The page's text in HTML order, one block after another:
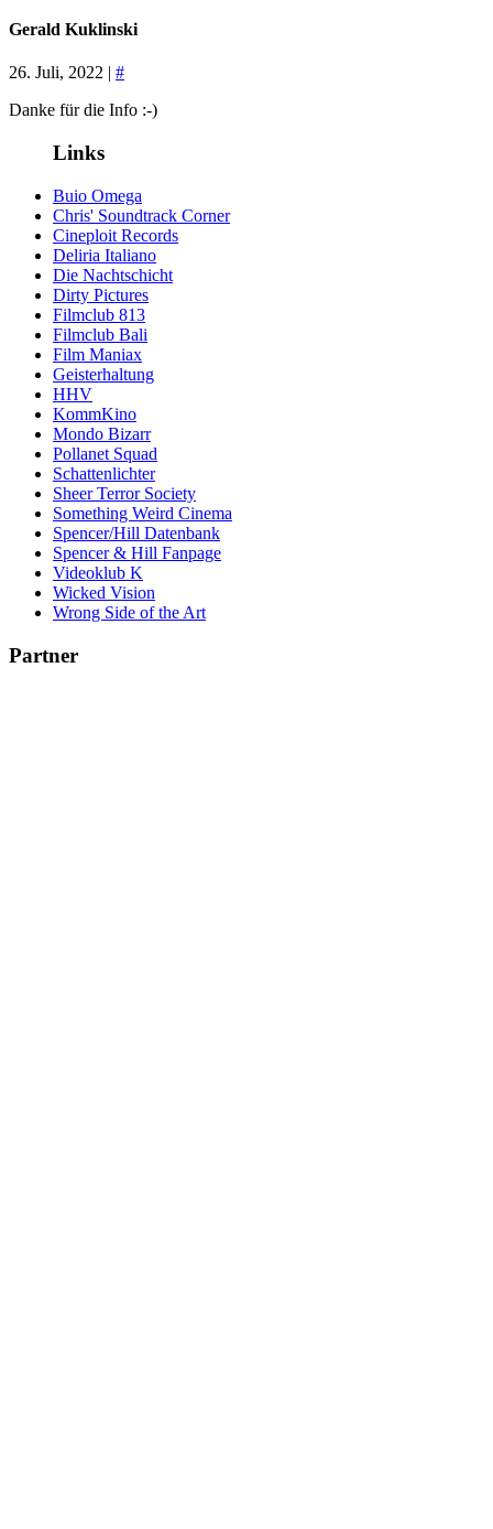
Gerald Kuklinski
26. Juli, 2022 | #
Danke für die Info :-)
Links
Buio Omega
Chris' Soundtrack Corner
Cineploit Records
Deliria Italiano
Die Nachtschicht
Dirty Pictures
Filmclub 813
Filmclub Bali
Film Maniax
Geisterhaltung
HHV
KommKino
Mondo Bizarr
Pollanet Squad
Schattenlichter
Sheer Terror Society
Something Weird Cinema
Spencer/Hill Datenbank
Spencer & Hill Fanpage
Videoklub K
Wicked Vision
Wrong Side of the Art
Partner